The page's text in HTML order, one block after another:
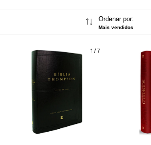
Ordenar por:
Mais vendidos
1 /7